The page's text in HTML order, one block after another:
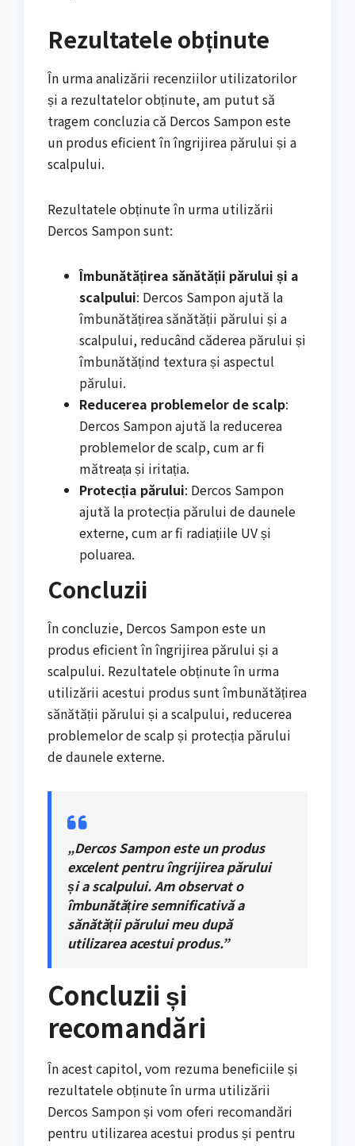
Rezultatele obținute
În urma analizării recenziilor utilizatorilor
și a rezultatelor obținute, am putut să
tragem concluzia că Dercos Sampon este
un produs eficient în îngrijirea părului și a
scalpului.
Rezultatele obținute în urma utilizării
Dercos Sampon sunt:
Îmbunătățirea sănătății părului și a
scalpului: Dercos Sampon ajută la
îmbunătățirea sănătății părului și a
scalpului, reducând căderea părului și
îmbunătățind textura și aspectul
părului.
Reducerea problemelor de scalp:
Dercos Sampon ajută la reducerea
problemelor de scalp, cum ar fi
mătreața și iritația.
Protecția părului: Dercos Sampon
ajută la protecția părului de daunele
externe, cum ar fi radiațiile UV și
poluarea.
Concluzii
În concluzie, Dercos Sampon este un
produs eficient în îngrijirea părului și a
scalpului. Rezultatele obținute în urma
utilizării acestui produs sunt îmbunătățirea
sănătății părului și a scalpului, reducerea
problemelor de scalp și protecția părului
de daunele externe.
„Dercos Sampon este un produs
excelent pentru îngrijirea părului
și a scalpului. Am observat o
îmbunătățire semnificativă a
sănătății părului meu după
utilizarea acestui produs.”
Concluzii și
recomandări
În acest capitol, vom rezuma beneficiile și
rezultatele obținute în urma utilizării
Dercos Sampon și vom oferi recomandări
pentru utilizarea acestui produs și pentru